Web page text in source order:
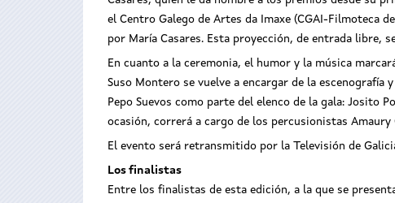
el Centro Galego de Artes da Imaxe (CGAI-Filmoteca
por María Casares. Esta proyección, de entrada libre,
En cuanto a la ceremonia, el humor y la música
Suso Montero se vuelve a encargar de la
Pepo Suevos como parte del elenco de la gala: Josito
ocasión, correrá a cargo de los percusionistas
El evento será retransmitido por la Televisión de
Los finalistas
Entre los finalistas de esta edición, a la que se